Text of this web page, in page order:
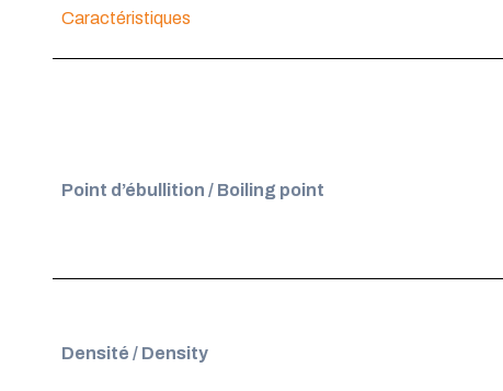
Caractéristiques
Point d’ébullition / Boiling point
Densité / Density